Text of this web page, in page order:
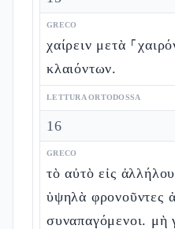
GRECO
χαίρειν μετὰ
κλαιόντων.
LETTURA ORTODOSSA
16
GRECO
τὸ αὐτὸ εἰς
ὑψηλὰ φρονοῦντες
συναπαγόμενοι. μὴ